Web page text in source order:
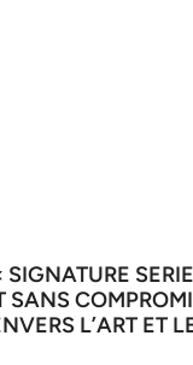
SANS
L’ART ET